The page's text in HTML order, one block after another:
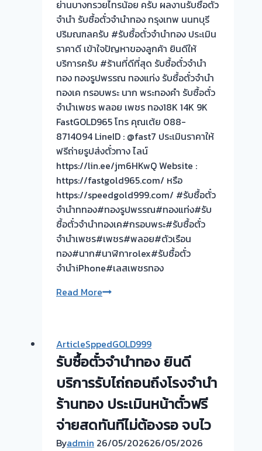
ซื้อ
ตั๋ว
จำนำ
ทอง
เมือง
ปทุมธานี
ทอง
นอก
สถาน
ที่
วัน
นี้
ให้
บริการ
ลูกค้า
บางกรวย-
มหา
สวัสดิ์
ครับ
ระยะ
ทาง
ไกล
ใกล้
เป็น
หน้าที่
เลือก
ได้
ตาม
ที่
ลูกค้า
สะดวก
จ่าย
เงิน
ทันที
ย่านบางกรวยไทรน้อย ครับ ผลงานรับซื้อตั๋ว
จำนำ รับซื้อตั๋วจำนำทอง กรุงเทพ นนทบุรี
ปริมณฑลครับ #รับซื้อตั๋วจำนำทอง ประเมิน
ราคาดี เข้าใจปัญหาของลูกค้า ยินดีให้
บริการครับ #ร้านที่ดีที่สุด รับซื้อตั๋วจำนำ
ทอง ทองรูปพรรณ ทองแท่ง รับซื้อตั๋วจำนำ
ทองเค กรอบพระ นาก พระทองคำ รับซื้อตั๋ว
จำนำเพชร พลอย เพชร ทอง18K 14K 9K
FastGOLD965 โทร คุณเต้ย 088-
8714094 LineID : @fast7 ประเมินราคาให้
ฟรีถ่ายรูปส่งตั๋วทาง ไลน์
https://lin.ee/jm6HKwQ Website :
https://fastgold965.com/ หรือ
https://speedgold999.com/ #รับซื้อตั๋ว
จำนำททอง#ทองรูปพรรณ#ทองแท่ง#รับ
ซื้อตั๋วจำนำทองเค#กรอบพระ#รับซื้อตั๋ว
จำนำเพชร#เพชร#พลอย#ตัวเรือน
ทอง#นาก#นาฬิกาrolex#รับซื้อตั๋ว
จำนำiPhone#เลสเพชรทอง
Read Moreรับ
ทอง
บางกรวย
ไทรน้อย
ArticleSppedGOLD999
รับซื้อตั๋วจำนำทอง ยินดี
บริการรับไถ่ถอนถึงโรงจำนำ
ร้านทอง ประเมินหน้าตั๋วฟรี
จ่ายสดทันทีไม่ต้องรอ จบไว
Byadmin 26/05/202626/05/2026